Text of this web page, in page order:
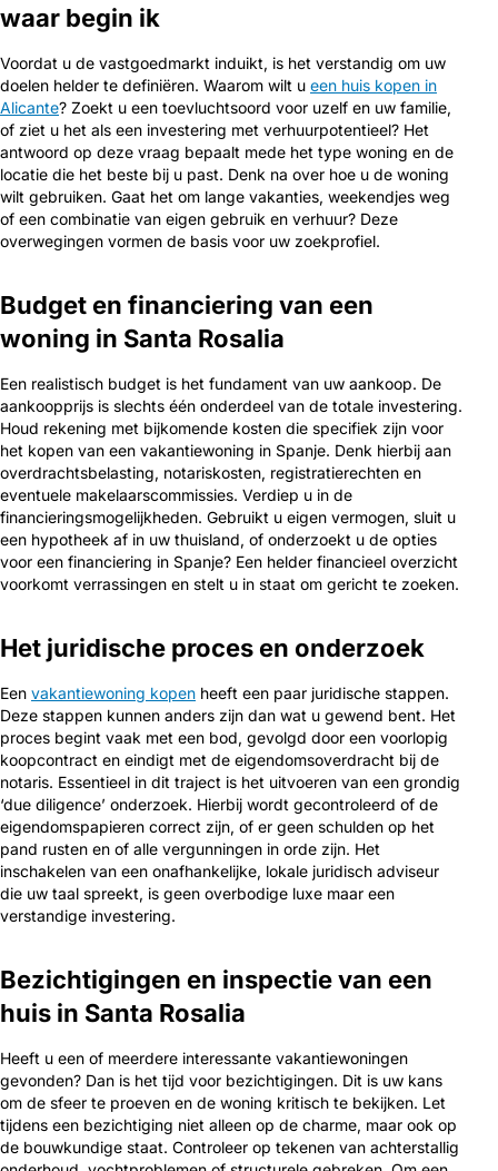
waar begin ik
Voordat u de vastgoedmarkt induikt, is het verstandig om uw
doelen helder te definiëren. Waarom wilt u een huis kopen in
Alicante? Zoekt u een toevluchtsoord voor uzelf en uw familie,
of ziet u het als een investering met verhuurpotentieel? Het
antwoord op deze vraag bepaalt mede het type woning en de
locatie die het beste bij u past. Denk na over hoe u de woning
wilt gebruiken. Gaat het om lange vakanties, weekendjes weg
of een combinatie van eigen gebruik en verhuur? Deze
overwegingen vormen de basis voor uw zoekprofiel.
Budget en financiering van een
woning in Santa Rosalia
Een realistisch budget is het fundament van uw aankoop. De
aankoopprijs is slechts één onderdeel van de totale investering.
Houd rekening met bijkomende kosten die specifiek zijn voor
het kopen van een vakantiewoning in Spanje. Denk hierbij aan
overdrachtsbelasting, notariskosten, registratierechten en
eventuele makelaarscommissies. Verdiep u in de
financieringsmogelijkheden. Gebruikt u eigen vermogen, sluit u
een hypotheek af in uw thuisland, of onderzoekt u de opties
voor een financiering in Spanje? Een helder financieel overzicht
voorkomt verrassingen en stelt u in staat om gericht te zoeken.
Het juridische proces en onderzoek
Een vakantiewoning kopen heeft een paar juridische stappen.
Deze stappen kunnen anders zijn dan wat u gewend bent. Het
proces begint vaak met een bod, gevolgd door een voorlopig
koopcontract en eindigt met de eigendomsoverdracht bij de
notaris. Essentieel in dit traject is het uitvoeren van een grondig
‘due diligence’ onderzoek. Hierbij wordt gecontroleerd of de
eigendomspapieren correct zijn, of er geen schulden op het
pand rusten en of alle vergunningen in orde zijn. Het
inschakelen van een onafhankelijke, lokale juridisch adviseur
die uw taal spreekt, is geen overbodige luxe maar een
verstandige investering.
Bezichtigingen en inspectie van een
huis in Santa Rosalia
Heeft u een of meerdere interessante vakantiewoningen
gevonden? Dan is het tijd voor bezichtigingen. Dit is uw kans
om de sfeer te proeven en de woning kritisch te bekijken. Let
tijdens een bezichtiging niet alleen op de charme, maar ook op
de bouwkundige staat. Controleer op tekenen van achterstallig